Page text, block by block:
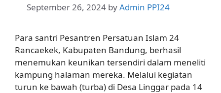
September 26, 2024 byAdmin PPI24
Para santri Pesantren Persatuan Islam 24
Rancaekek, Kabupaten Bandung, berhasil
menemukan keunikan tersendiri dalam meneliti
kampung halaman mereka. Melalui kegiatan
turun ke bawah (turba) di Desa Linggar pada 14